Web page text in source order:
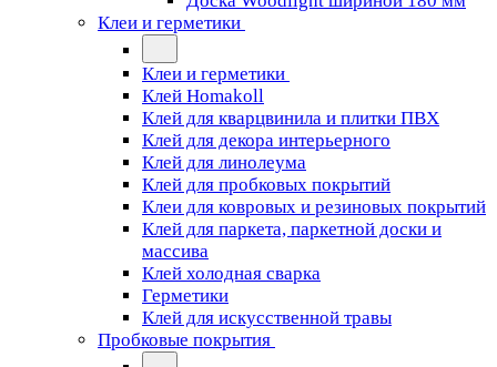
Клеи и герметики
Клеи и герметики
Клей Homakoll
Клей для кварцвинила и плитки ПВХ
Клей для декора интерьерного
Клей для линолеума
Клей для пробковых покрытий
Клеи для ковровых и резиновых покрытий
Клей для паркета, паркетной доски и
массива
Клей холодная сварка
Герметики
Клей для искусственной травы
Пробковые покрытия